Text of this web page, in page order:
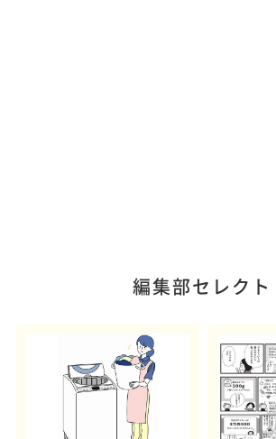
編集部セレクト